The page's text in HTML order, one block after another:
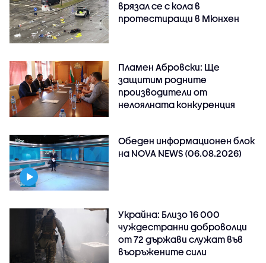
врязал се с кола в
протестиращи в Мюнхен
Пламен Абровски: Ще
защитим родните
производители от
нелоялната конкуренция
Обеден информационен блок
на NOVA NEWS (06.08.2026)
Украйна: Близо 16 000
чуждестранни доброволци
от 72 държави служат във
въоръжените сили